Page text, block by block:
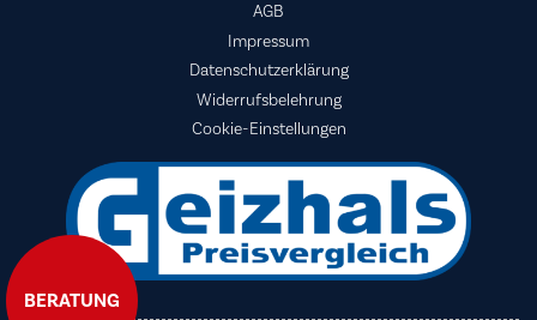
BERATUNG
AGB
Impressum
Datenschutzerklärung
Widerrufsbelehrung
Cookie-Einstellungen